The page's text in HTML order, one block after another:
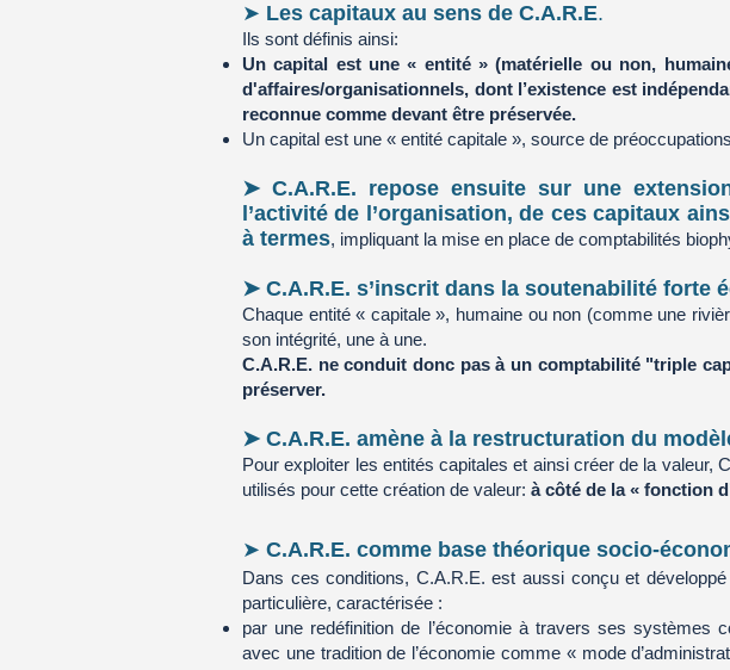
➤ Les capitaux au sens de C.A.R.E.
Ils sont définis ainsi:
Un capital est une « entité » (matérielle ou non,
d'affaires/organisationnels, dont l’existence est
reconnue comme devant être préservée.
Un capital est une « entité capitale », source de
➤ C.A.R.E. repose ensuite sur une
l’activité de l’organisation, de ces capitaux
à termes, impliquant la mise en place de comptabilités
➤ C.A.R.E. s’inscrit dans la soutenabilité forte
Chaque entité « capitale », humaine ou non (comme une
son intégrité, une à une.
C.A.R.E. ne conduit donc pas à un comptabilité "triple
préserver.
➤ C.A.R.E. amène à la restructuration du
Pour exploiter les entités capitales et ainsi créer de la valeur,
utilisés pour cette création de valeur: à côté de la « fonction
➤ C.A.R.E. comme base théorique socio-
Dans ces conditions, C.A.R.E. est aussi conçu et
particulière, caractérisée :
par une redéfinition de l’économie à travers ses systèmes
avec une tradition de l’économie comme « mode